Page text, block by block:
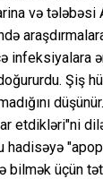
və
Şiş
etdikləri"ni
bilmək üçün